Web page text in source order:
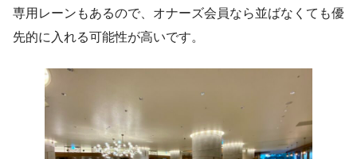
専用レーンもあるので、オナーズ会員なら並ばなくても優
先的に入れる可能性が高いです。